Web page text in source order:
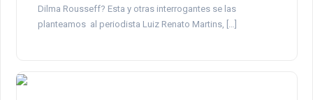
Dilma Rousseff? Esta y otras interrogantes se las
planteamos al periodista Luiz Renato Martins, […]